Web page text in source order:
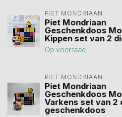
PIET MONDRIAAN
Piet Mondriaan
Geschenkdoos
Kippen set van 2
Op voorraad
PIET MONDRIAAN
Piet Mondriaan
Geschenkdoos
Varkens set van 2
geschenkdoos